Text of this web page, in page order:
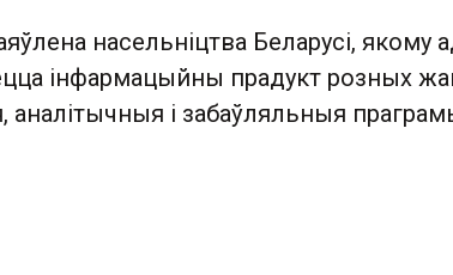
насельніцтва Беларусі, якому
інфармацыйны прадукт розных
і забаўляльныя